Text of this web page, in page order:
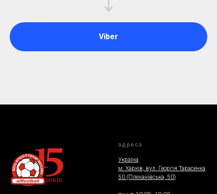
Viber
адреса
Україна
м. Харкiв, вул. Георгія Тарасенка
50 (Плеханiвська, 50)